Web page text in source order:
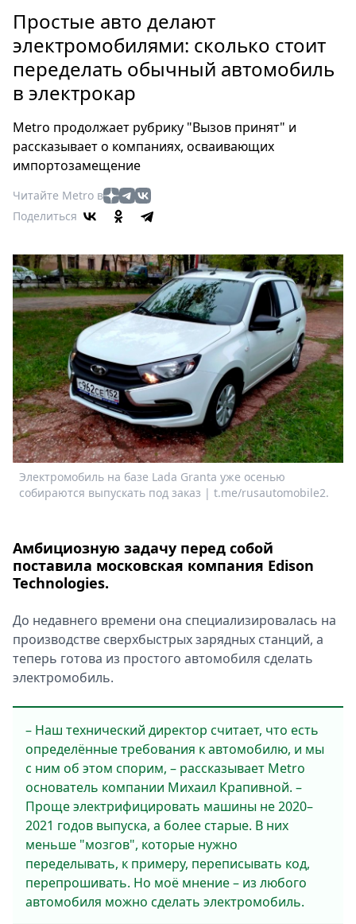
Россия
Мир
Здоровье
Еда
Туризм
Мода
Театр
Кино
Афиша
Книги
Пресс-
релизы
О
Metro
Стримы
Спецпроекты
Звезды
Выборы
2026
Скачай
Metro
Простые авто делают
электромобилями: сколько стоит
переделать обычный автомобиль
в электрокар
Metro продолжает рубрику "Вызов принят" и
рассказывает о компаниях, осваивающих
импортозамещение
Читайте Metro в
Поделиться
Электромобиль на базе Lada Granta уже осенью
собираются выпускать под заказ | t.me/rusautomobile2.
Амбициозную задачу перед собой
поставила московская компания Edison
Technologies.
До недавнего времени она специализировалась на
производстве сверхбыстрых зарядных станций, а
теперь готова из простого автомобиля сделать
электромобиль.
– Наш технический директор считает, что есть
определённые требования к автомобилю, и мы
с ним об этом спорим, – рассказывает Metro
основатель компании Михаил Крапивной. –
Проще электрифицировать машины не 2020–
2021 годов выпуска, а более старые. В них
меньше "мозгов", которые нужно
переделывать, к примеру, переписывать код,
перепрошивать. Но моё мнение – из любого
автомобиля можно сделать электромобиль.